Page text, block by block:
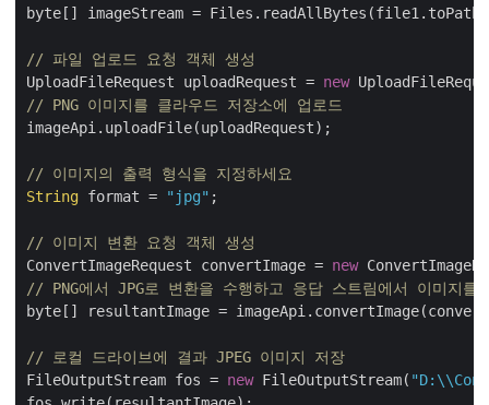
byte[] imageStream =
// 파일 업로드 요청 객체 생성
UploadFileRequest uploadRequest = new
// PNG 이미지를 클라우드 저장소에 업로드
imageApi.uploadFile(uploadRequest);
// 이미지의 출력 형식을 지정하세요
String format = "jpg" ;
// 이미지 변환 요청 객체 생성
ConvertImageRequest convertImage = new
// PNG에서 JPG로 변환을 수행하고 응답 스트림에서 이미지를
byte[] resultantImage =
// 로컬 드라이브에 결과 JPEG 이미지 저장
FileOutputStream fos = new FileOutputStream(